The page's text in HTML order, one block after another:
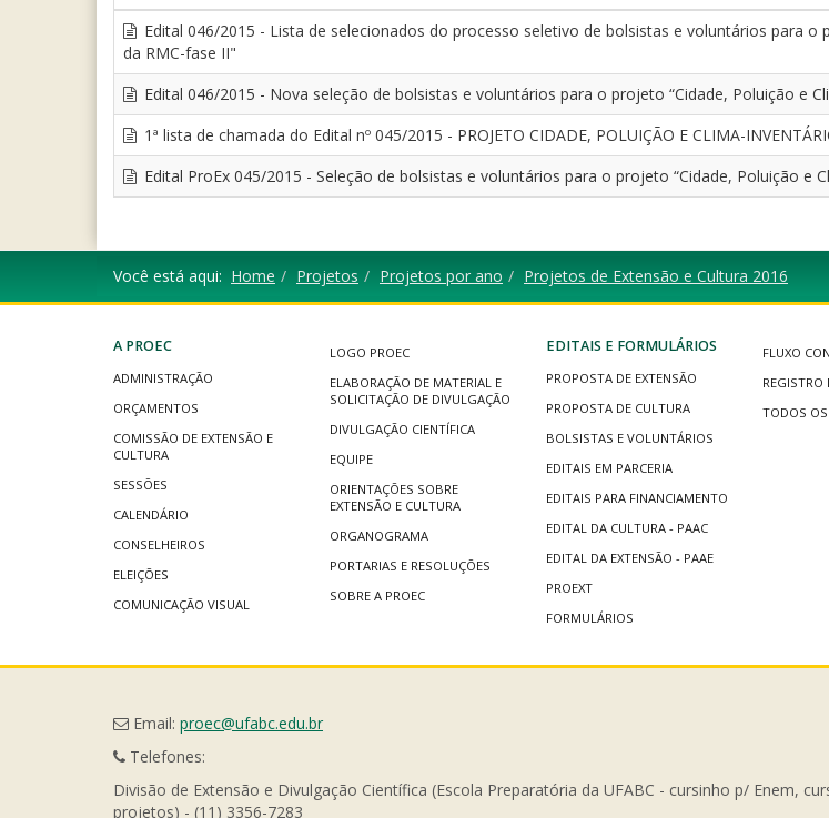
Edital 046/2015 - Lista de selecionados do processo seletivo de bolsistas e voluntários para
da RMC-fase II"
Edital 046/2015 - Nova seleção de bolsistas e voluntários para o projeto “Cidade, Poluição e
1ª lista de chamada do Edital nº 045/2015 - PROJETO CIDADE, POLUIÇÃO E CLIMA-
Edital ProEx 045/2015 - Seleção de bolsistas e voluntários para o projeto “Cidade, Poluição e
Você está aqui: Home Projetos Projetos por ano Projetos de Extensão e Cultura 2016
A PROEC
ADMINISTRAÇÃO
ORÇAMENTOS
COMISSÃO DE EXTENSÃO E
CULTURA
SESSÕES
CALENDÁRIO
CONSELHEIROS
ELEIÇÕES
COMUNICAÇÃO VISUAL
LOGO PROEC
ELABORAÇÃO DE MATERIAL E
SOLICITAÇÃO DE DIVULGAÇÃO
DIVULGAÇÃO CIENTÍFICA
EQUIPE
ORIENTAÇÕES SOBRE
EXTENSÃO E CULTURA
ORGANOGRAMA
PORTARIAS E RESOLUÇÕES
SOBRE A PROEC
EDITAIS E FORMULÁRIOS
PROPOSTA DE EXTENSÃO
PROPOSTA DE CULTURA
BOLSISTAS E VOLUNTÁRIOS
EDITAIS EM PARCERIA
EDITAIS PARA FINANCIAMENTO
EDITAL DA CULTURA - PAAC
EDITAL DA EXTENSÃO - PAAE
PROEXT
FORMULÁRIOS
FLUXO
REGISTRO
TODOS
Email: proec@ufabc.edu.br
Telefones:
Divisão de Extensão e Divulgação Científica (Escola Preparatória da UFABC - cursinho p/ Enem,
projetos) - (11) 3356-7283